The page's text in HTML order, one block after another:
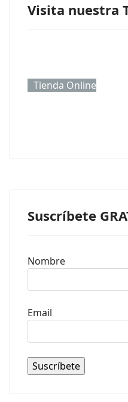
Visita nuestra
Tienda Online
Suscríbete
Nombre
Email